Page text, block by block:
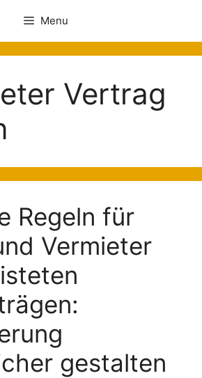
Menu
Vertrag
Regeln für
Vermieter
gestalten